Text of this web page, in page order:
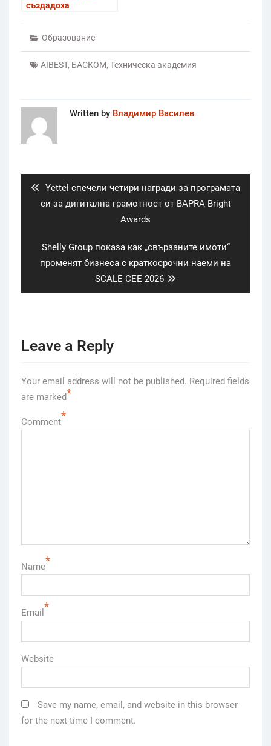
създадоха
които вълнуват
младите
Образование
AIBEST, БАСКОМ, Техническа академия
Written by Владимир Василев
Previous
post:
Yettel спечели четири награди за програмата
си за дигитална грамотност от BAPRA Bright
Awards
Next
post:
Shelly Group показа как „свързаните имоти“
променят бизнеса с краткосрочни наеми на
SCALE CEE 2026
Leave a Reply
Your email address will not be published. Required fields
are marked*
Comment*
Name*
Email *
Website
Save my name, email, and website in this browser
for the next time I comment.